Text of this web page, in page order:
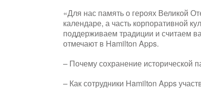
«Для нас память о героях Великой
календаре, а часть корпоративной
поддерживаем традиции и считаем
отмечают в Hamilton Apps.
– Почему сохранение исторической
– Как сотрудники Hamilton Apps